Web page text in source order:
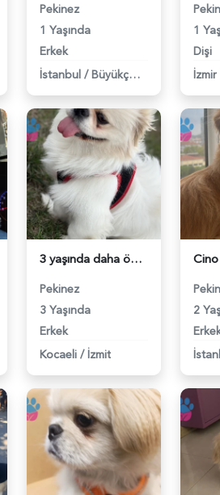
Pekinez
1 Yaşında
Erkek
İstanbul / Büyükçekmece
1
Dişi
İzmir
3 yaşında daha önceden hiç çifleşmedi - 118983427
Pekinez
3 Yaşında
Erkek
Kocaeli / İzmit
2